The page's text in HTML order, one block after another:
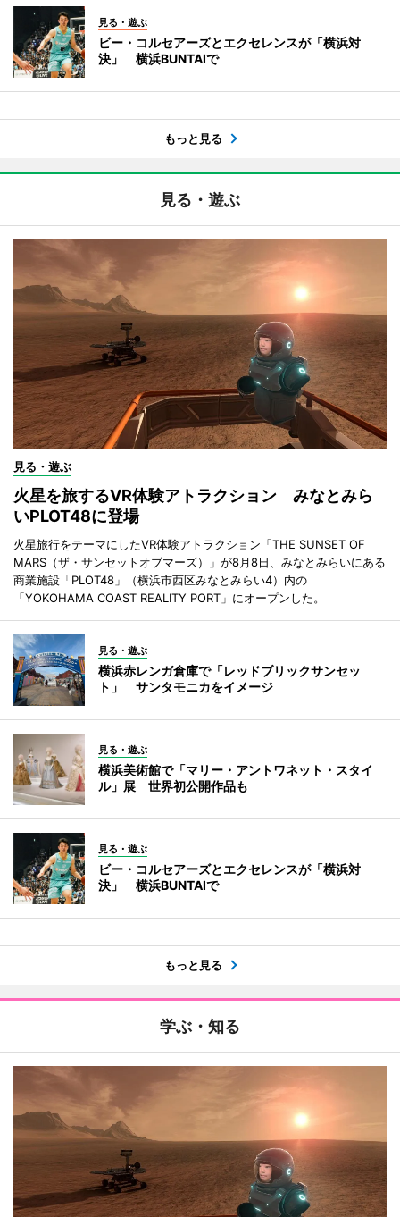
見る・遊ぶ
ビー・コルセアーズとエクセレンスが「横浜対
決」 横浜BUNTAIで
もっと見る
見る・遊ぶ
見る・遊ぶ
火星を旅するVR体験アトラクション みなとみら
いPLOT48に登場
火星旅行をテーマにしたVR体験アトラクション「THE SUNSET OF
MARS（ザ・サンセットオブマーズ）」が8月8日、みなとみらいにある
商業施設「PLOT48」（横浜市西区みなとみらい4）内の
「YOKOHAMA COAST REALITY PORT」にオープンした。
見る・遊ぶ
横浜赤レンガ倉庫で「レッドブリックサンセッ
ト」 サンタモニカをイメージ
見る・遊ぶ
横浜美術館で「マリー・アントワネット・スタイ
ル」展 世界初公開作品も
見る・遊ぶ
ビー・コルセアーズとエクセレンスが「横浜対
決」 横浜BUNTAIで
もっと見る
学ぶ・知る